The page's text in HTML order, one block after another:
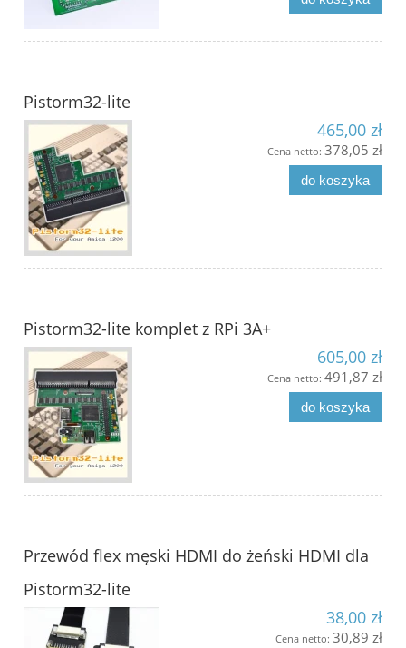
Pistorm32-lite
465,00 zł
Cena netto: 378,05 zł
do koszyka
Pistorm32-lite komplet z RPi 3A+
605,00 zł
Cena netto: 491,87 zł
do koszyka
Przewód flex męski HDMI do żeński HDMI dla
Pistorm32-lite
38,00 zł
Cena netto: 30,89 zł